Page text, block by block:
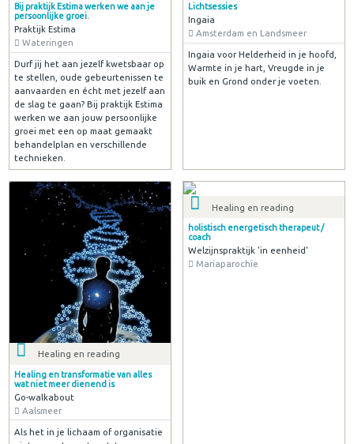
Bij praktijk Estima werken we aan je
persoonlijke groei.
Praktijk Estima
Wateringen
Durf jij het aan jezelf kwetsbaar op
te stellen, oude gebeurtenissen te
aanvaarden en écht met jezelf aan
de slag te gaan? Bij praktijk Estima
werken we aan jouw persoonlijke
groei met een op maat gemaakt
behandelplan en verschillende
technieken.
Lichtsessies
Ingaia
Amsterdam en Landsmeer
Ingaia voor Helderheid in je hoofd,
Warmte in je hart, Vreugde in je
buik en Grond onder je voeten.
Healing en reading
Healing en transformatie van alles
wat niet meer dienend is
Go-walkabout
Aalsmeer
Als het in je lichaam of organisatie
Healing en reading
holistisch energetisch therapeut /
coach
Welzijnspraktijk 'in eenheid'
Mariaparochie